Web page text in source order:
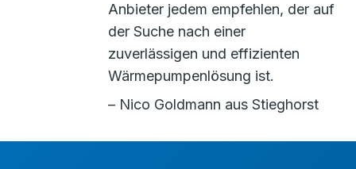
Anbieter jedem empfehlen, der auf
der Suche nach einer
zuverlässigen und effizienten
Wärmepumpenlösung ist.
– Nico Goldmann aus Stieghorst